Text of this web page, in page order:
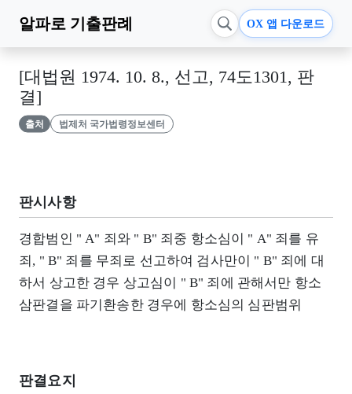
알파로 기출판례 OX 앱 다운로드
[대법원 1974. 10. 8., 선고, 74도1301, 판
결]
출처 법제처 국가법령정보센터
판시사항
경합범인 " A" 죄와 " B" 죄중 항소심이 " A" 죄를 유
죄, " B" 죄를 무죄로 선고하여 검사만이 " B" 죄에 대
하서 상고한 경우 상고심이 " B" 죄에 관해서만 항소
삼판결을 파기환송한 경우에 항소심의 심판범위
판결요지